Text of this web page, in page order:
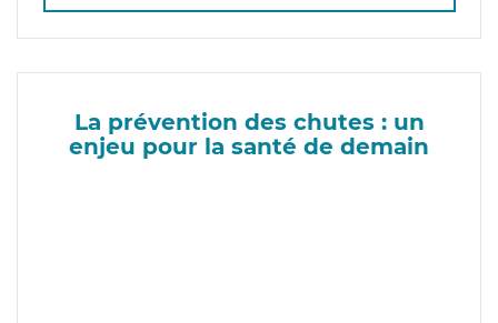
La prévention des chutes : un
enjeu pour la santé de demain